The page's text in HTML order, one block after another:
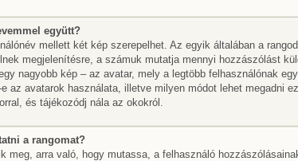
együtt?
mellett két kép szerepelhet. Az egyik általában a
megjelenítésre, a számuk mutatja mennyi hozzászólást
nagyobb kép – az avatar, mely a legtöbb felhasználónak
az avatarok használata, illetve milyen módot lehet megadni
és tájékozódj nála az okokról.
a rangomat?
meg, arra való, hogy mutassa, a felhasználó